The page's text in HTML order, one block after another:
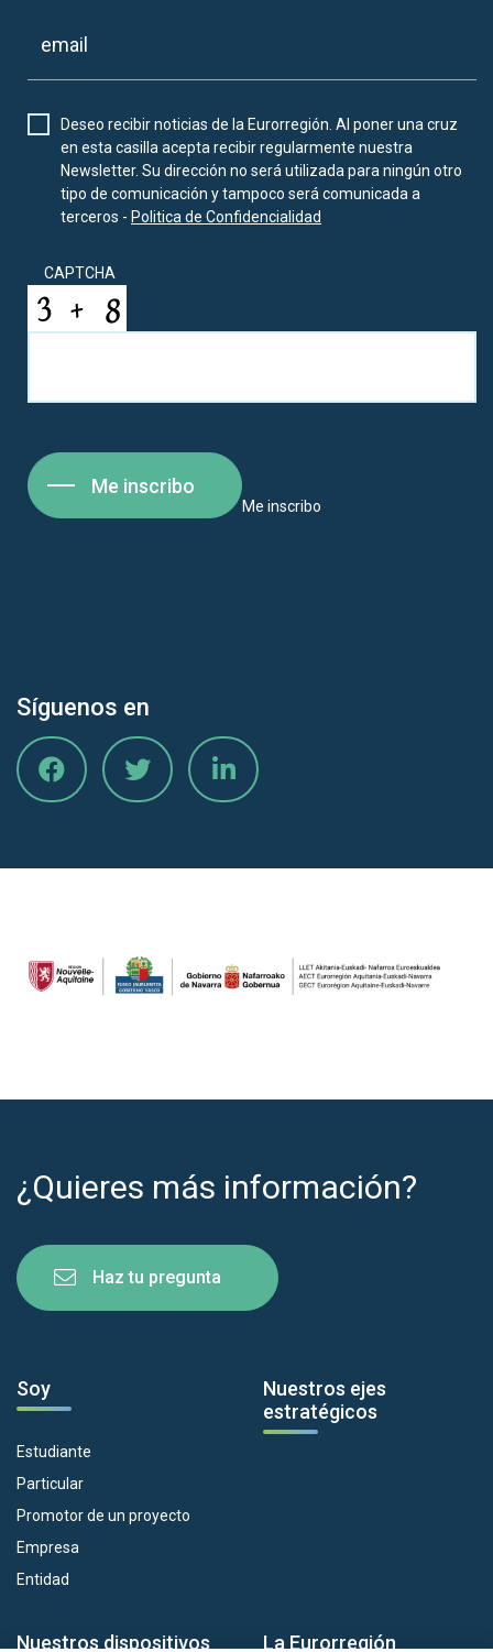
Deseo recibir noticias de la Eurorregión. Al poner una cruz
en esta casilla acepta recibir regularmente nuestra
Newsletter. Su dirección no será utilizada para ningún otro
tipo de comunicación y tampoco será comunicada a
terceros - Politica de Confidencialidad
CAPTCHA
Me inscribo
Me inscribo
Síguenos en
¿Quieres más información?
Haz tu pregunta
Soy
Estudiante
Particular
Promotor de un proyecto
Empresa
Entidad
Nuestros ejes
estratégicos
Nuestros dispositivos La Eurorregión